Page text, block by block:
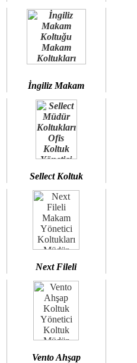
İngiliz Makam
Sellect Koltuk
Next Fileli
Vento Ahşap